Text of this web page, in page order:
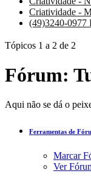
Criatividade -
(49)3240-0977
Tópicos 1 a 2 de 2
Fórum:
Aqui não se dá o
Ferramentas de
Marcar
Ver